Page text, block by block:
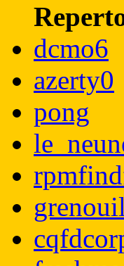
dcmo6
azerty0
pong